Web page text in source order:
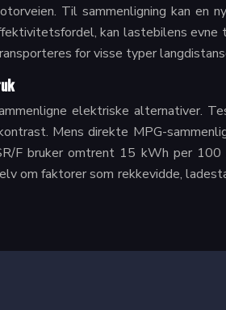
Til sammenligning kan en
kan lastebilens
for visse typer
elektriske alternativer.
Mens direkte MPG-
F bruker omtrent 15 kWh per 100
faktorer som rekkevidde,